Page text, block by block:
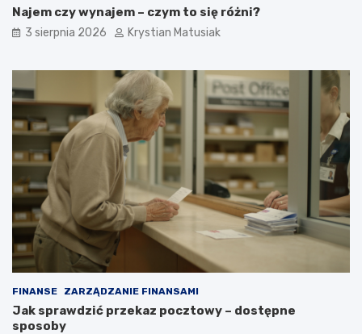
Najem czy wynajem – czym to się różni?
3 sierpnia 2026 Krystian Matusiak
FINANSE ZARZĄDZANIE FINANSAMI
Jak sprawdzić przekaz pocztowy – dostępne
sposoby